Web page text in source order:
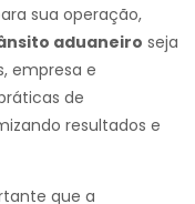
sua operação,
aduaneiro seja
empresa e
de
resultados e
que a